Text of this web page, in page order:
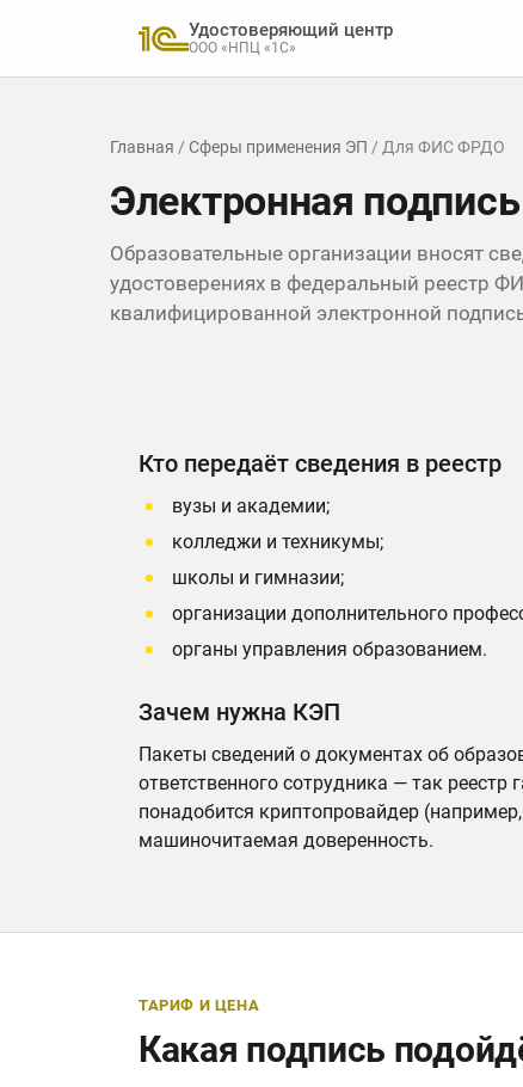
Удостоверяющий центр
ООО «НПЦ «1С»
Главная / Сферы применения ЭП / Для ФИС ФРДО
Электронная
Образовательные организации вносят
удостоверениях в федеральный реестр
квалифицированной электронной
Кто передаёт сведения в реестр
вузы и академии;
колледжи и техникумы;
школы и гимназии;
организации дополнительного
органы управления образованием.
Зачем нужна КЭП
Пакеты сведений о документах об
ответственного сотрудника — так
понадобится криптопровайдер
машиночитаемая доверенность.
ТАРИФ И ЦЕНА
Какая подпись